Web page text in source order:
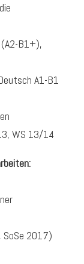
B1+),
A1-B1
WS 13/14
SoSe 2017)